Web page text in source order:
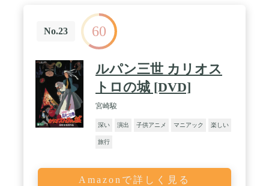
No.23 60
ルパン三世 カリオス
トロの城 [DVD]
宮崎駿
深い 演出 子供アニメ マニアック 楽しい
旅行
Amazonで詳しく見る